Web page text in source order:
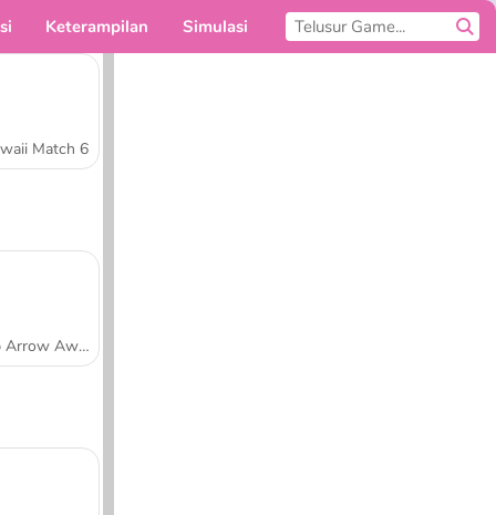
Keterampilan Simulasi
Match 6
Tap Arrow Away